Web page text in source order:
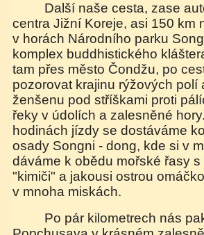
Další naše cesta, zase autobusem, vede do
centra Jižní Koreje, asi 150 km
v horách Národního parku
komplex buddhistického
tam přes město Čondžu, po
pozorovat krajinu rýžových polí
ženšenu pod stříškami proti
řeky v údolích a zalesněné
hodinách jízdy se dostáváme
osady Songni - dong, kde si v
dáváme k obědu mořské řasy
"kimiči" a jakousi ostrou
v mnoha miskách.
Po pár kilometrech nás pak vítá chrám